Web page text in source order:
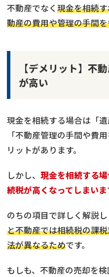
不動産でなく現金を相続
動産の費用や管理の手間
【デメリット】不
が高い
現金を相続する場合は「
「不動産管理の手間や費
リットがあります。
しかし、 現金を相続する
続税が高くなってしまいま
のちの項目で詳しく解説し
と不動産では相続税の課
法が異なるためです。
もしも、不動産の売却を